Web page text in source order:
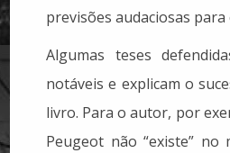
previsões audaciosas
Algumas teses
notáveis e explicam o
livro. Para o autor, por
Peugeot não “existe” no